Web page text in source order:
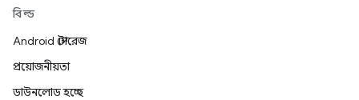
বিল্ড
Android স্টোরেজ
প্রয়োজনীয়তা
ডাউনলোড হচ্ছে